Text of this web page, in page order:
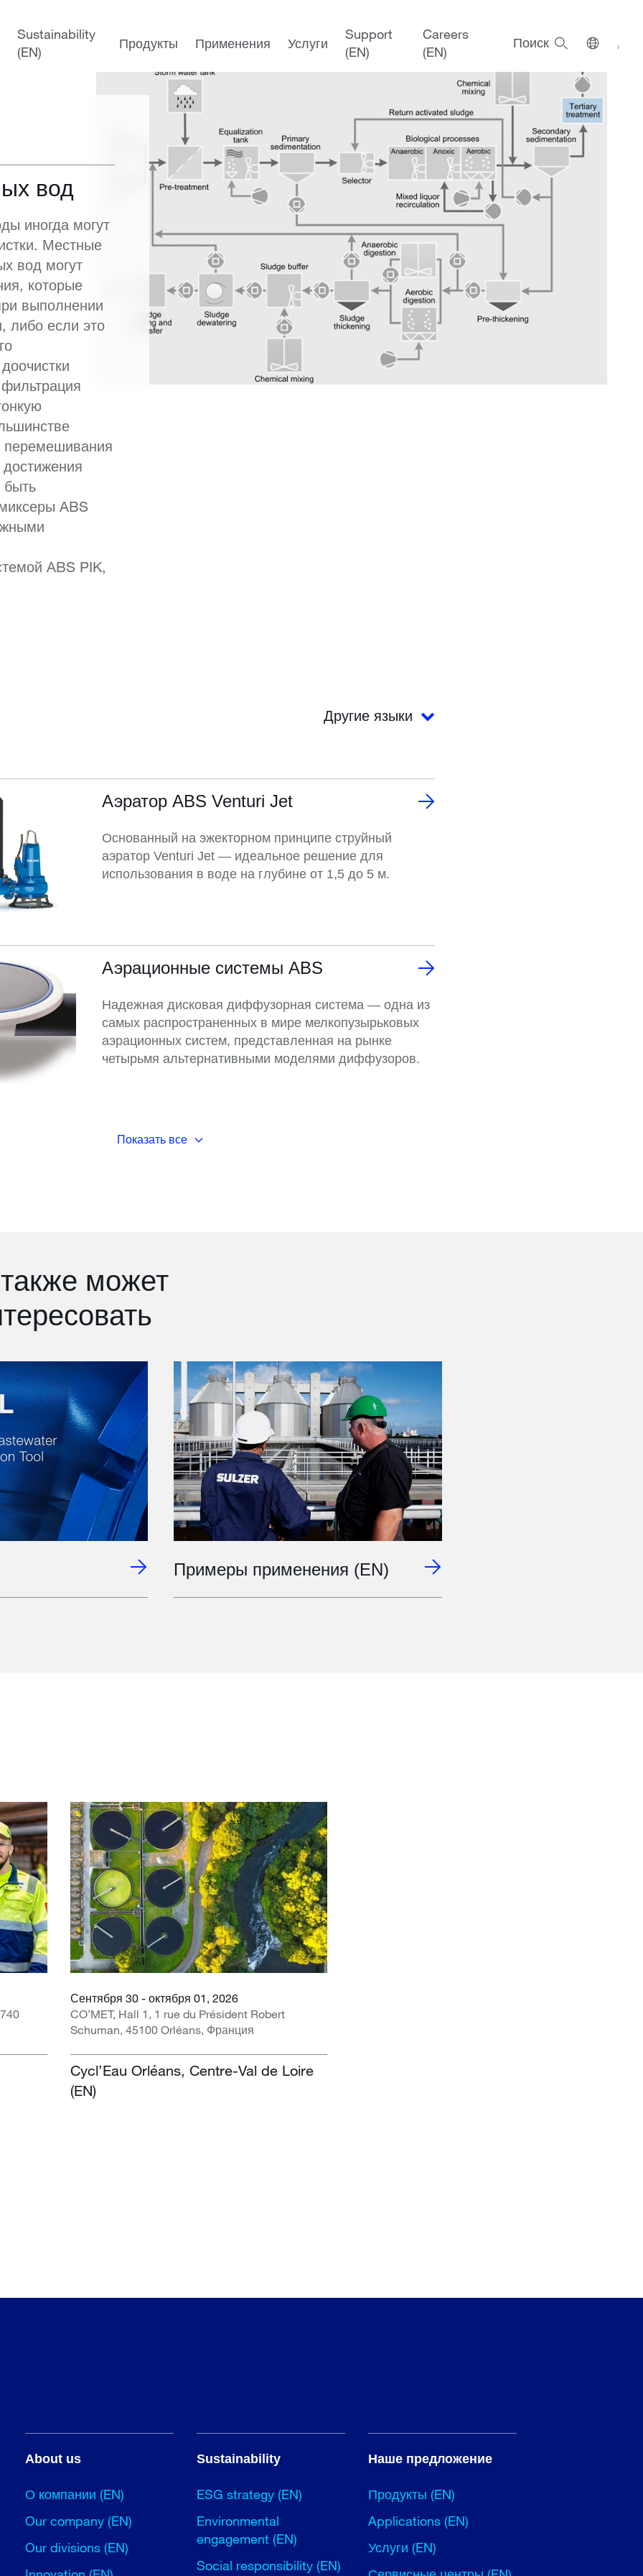
Sustainability
(EN)
Продукты Применения Услуги
Support
(EN)
Careers
(EN)
Поиск
вод
иногда могут
Местные
вод могут
которые
выполнении
либо если это
перемешивания
быть
ABS
ABS PIK,
Другие языки
Аэратор ABS Venturi Jet
Основанный на эжекторном принципе струйный
аэратор Venturi Jet — идеальное решение для
использования в воде на глубине от 1,5 до 5 м.
Аэрационные системы ABS
Надежная дисковая диффузорная система — одна из
самых распространенных в мире мелкопузырьковых
аэрационных систем, представленная на рынке
четырьмя альтернативными моделями диффузоров.
Показать все
может
Примеры применения (EN)
Сентября 30 - октября 01, 2026
CO’MET, Hall 1, 1 rue du Président Robert
Schuman, 45100 Orléans, Франция
Cycl’Eau Orléans, Centre-Val de Loire
(EN)
About us
О компании (EN)
Our company (EN)
Our divisions (EN)
Sustainability
ESG strategy (EN)
Environmental
engagement (EN)
Social responsibility (EN)
Наше предложение
Продукты (EN)
Applications (EN)
Услуги (EN)